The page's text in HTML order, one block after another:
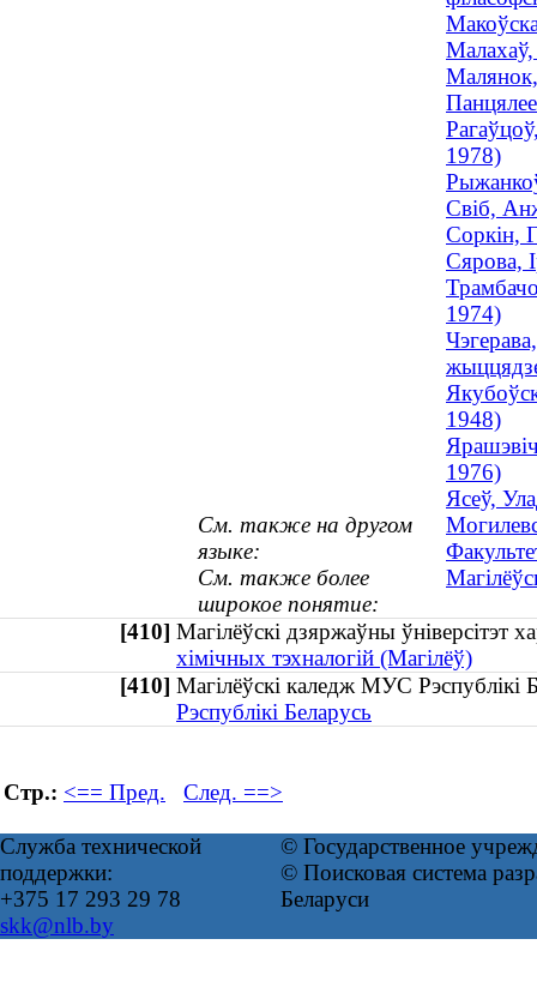
Малянок,
1978)
Свіб,
Соркін,
Сярова,
1974)
1948)
1976)
Ясеў,
См. также на другом
языке:
См. также более
широкое понятие:
[410] Магілёўскі дзяржаўны ўніверсітэт
хімічных тэхналогій (Магілёў)
[410] Магілёўскі каледж МУС
Рэспублікі Беларусь
Стр.: <== Пред. След. ==>
Служба технической
поддержки:
+375 17 293 29 78
skk@nlb.by
© Государственное
© Поисковая система
Беларуси